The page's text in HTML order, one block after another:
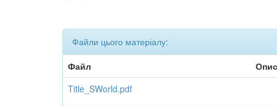
Файли цього матеріалу:
Файл
Опис
Title_SWorld.pdf